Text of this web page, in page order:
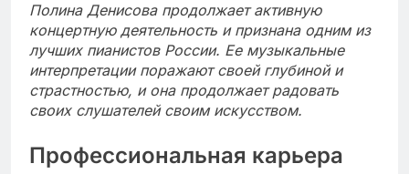
Полина Денисова продолжает активную
концертную деятельность и признана одним из
лучших пианистов России. Ее музыкальные
интерпретации поражают своей глубиной и
страстностью, и она продолжает радовать
своих слушателей своим искусством.
Профессиональная карьера